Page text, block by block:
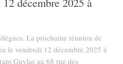
La prochaine réunion de
le vendredi 12 décembre 2025 à
Guylas au 68 rue des